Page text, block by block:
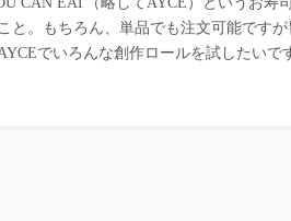
と。もちろん、単品でも注文可能です
でいろんな創作ロールを試したいで